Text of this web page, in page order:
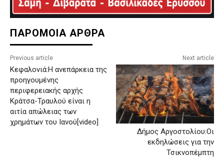
ΠΑΡΟΜΟΙΑ ΑΡΘΡΑ
Previous article
Κεφαλονιά:Η ανεπάρκεια της
προηγουμένης
περιφερειακής αρχής
Κράτσα-Τραυλού είναι η
αιτία απώλειας των
χρημάτων του Ιανού[video]
Next article
Δήμος Αργοστολίου:Οι
εκδηλώσεις για την
Τσικνοπέμπτη